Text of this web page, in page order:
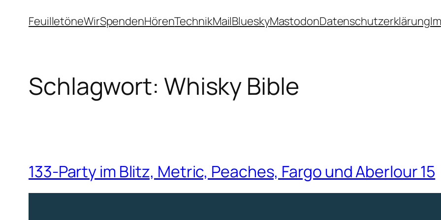
InhaltFeuilletöneWirSpendenHörenTechnikMailBlueskyMastodonDatenschutzerklärung
Schlagwort: Whisky Bible
133-Party im Blitz, Metric, Peaches, Fargo und Aberlour 15